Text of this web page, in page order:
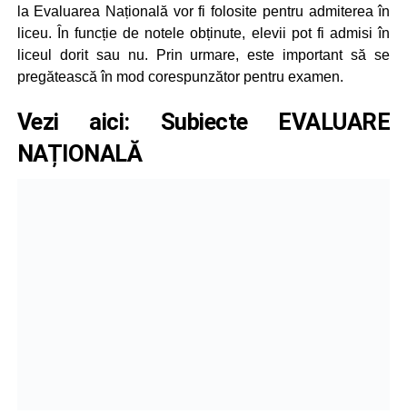
la Evaluarea Națională vor fi folosite pentru admiterea în
liceu. În funcție de notele obținute, elevii pot fi admisi în
liceul dorit sau nu. Prin urmare, este important să se
pregătească în mod corespunzător pentru examen.
Vezi aici: Subiecte EVALUARE
NAȚIONALĂ